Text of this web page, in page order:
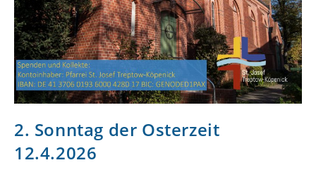
2. Sonntag der Osterzeit
12.4.2026